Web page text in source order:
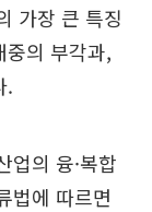
가장 큰 특징
중의 부각과,
.
업의 융·복합
법에 따르면